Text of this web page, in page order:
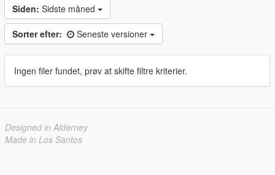
Siden: Sidste måned
Sorter efter: Seneste versioner
Ingen filer fundet, prøv at skifte filtre kriterier.
Designed in Alderney
Made in Los Santos